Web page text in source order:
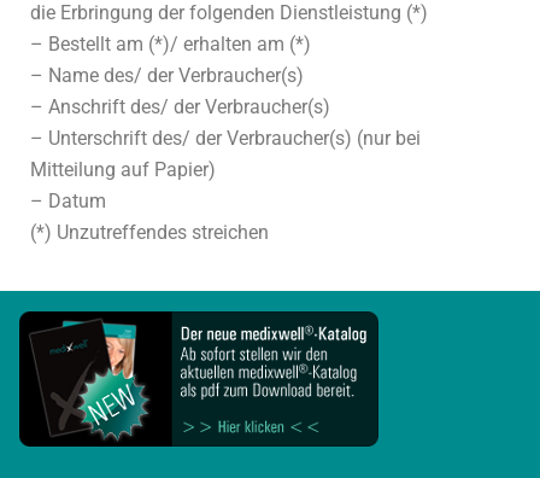
die Erbringung der folgenden Dienstleistung (*)
– Bestellt am (*)/ erhalten am (*)
– Name des/ der Verbraucher(s)
– Anschrift des/ der Verbraucher(s)
– Unterschrift des/ der Verbraucher(s) (nur bei
Mitteilung auf Papier)
– Datum
(*) Unzutreffendes streichen